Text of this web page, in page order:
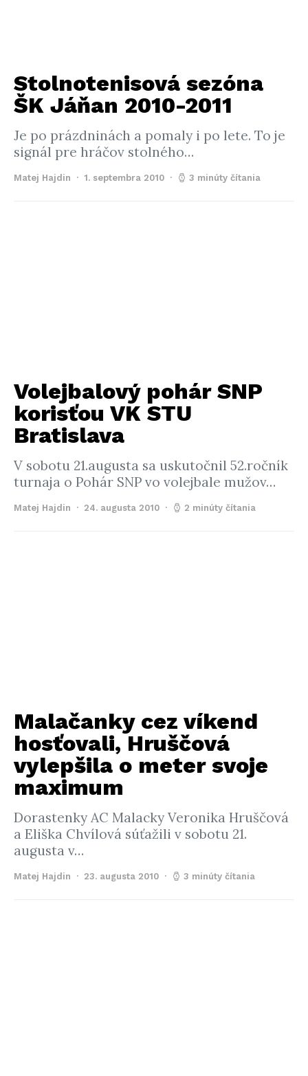
Stolnotenisová sezóna
ŠK Jáňan 2010-2011
Je po prázdninách a pomaly i po lete. To je
signál pre hráčov stolného…
Matej Hajdin 1. septembra 2010 3 minúty čítania
Volejbalový pohár SNP
korisťou VK STU
Bratislava
V sobotu 21.augusta sa uskutočnil 52.ročník
turnaja o Pohár SNP vo volejbale mužov…
Matej Hajdin 24. augusta 2010 2 minúty čítania
Malačanky cez víkend
hosťovali, Hruščová
vylepšila o meter svoje
maximum
Dorastenky AC Malacky Veronika Hruščová
a Eliška Chvílová súťažili v sobotu 21.
augusta v…
Matej Hajdin 23. augusta 2010 3 minúty čítania